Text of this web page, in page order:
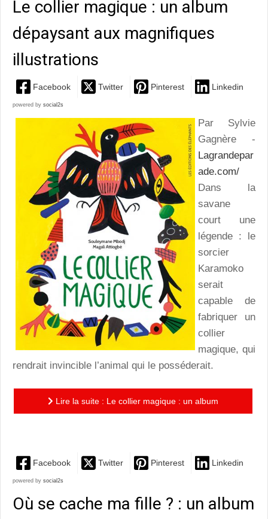
Le collier magique : un album
dépaysant aux magnifiques
illustrations
Facebook Twitter Pinterest Linkedin
powered by social2s
Par Sylvie
Gagnère -
Lagrandepar
ade.com/
Dans la
savane
court une
légende : le
sorcier
Karamoko
serait
capable de
fabriquer un
collier
magique, qui
rendrait invincible l’animal qui le posséderait.
Lire la suite : Le collier magique : un album
Facebook Twitter Pinterest Linkedin
powered by social2s
Où se cache ma fille ? : un album